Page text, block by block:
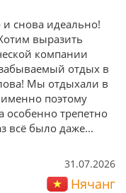
снова идеально!
выразить
компании
отдых в
Мы отдыхали в
поэтому
особенно трепетно
всё было даже...
31.07.2026
Нячанг